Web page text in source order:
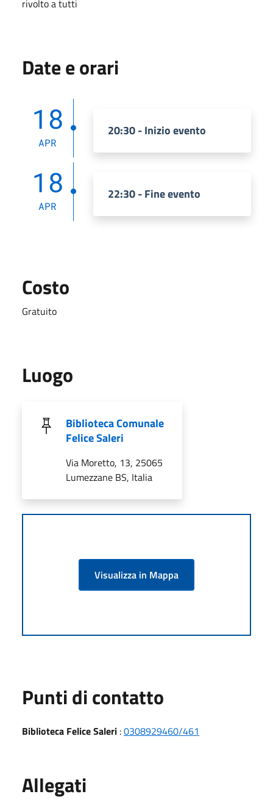
rivolto a tutti
Date e orari
18
APR
20:30 - Inizio evento
18
APR
22:30 - Fine evento
Costo
Gratuito
Luogo
Biblioteca Comunale
Felice Saleri
Via Moretto, 13, 25065
Lumezzane BS, Italia
Visualizza in Mappa
Punti di contatto
Biblioteca Felice Saleri :0308929460/461
Allegati